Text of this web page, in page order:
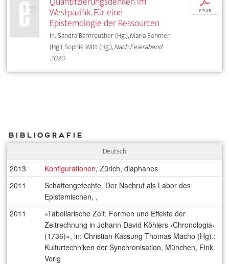
Westpazifik. Für eine
Epistemologie der Ressourcen
In: Sandra Bärnreuther (Hg.), Maria Böhmer
(Hg.), Sophie Witt (Hg.),Nach Feierabend
2020
€ 9,95
Bibliografie
Deutsch
2013 Konfigurationen, Zürich, diaphanes
2011
Schattengefechte. Der Nachruf als Labor des
Epistemischen, ,
2011
»Tabellarische Zeit. Formen und Effekte der
Zeitrechnung in Johann David Köhlers ›Chronologia‹
(1736)«, in: Christian Kassung Thomas Macho (Hg).:
Kulturtechniken der Synchronisation, München, Fink
Verlg